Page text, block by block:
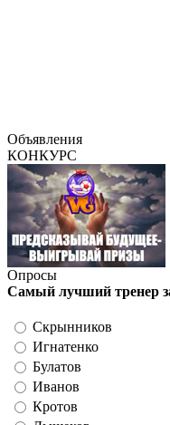
Объявления
КОНКУРС
Опросы
Самый лучший тренер
Скрынников
Игнатенко
Булатов
Иванов
Кротов